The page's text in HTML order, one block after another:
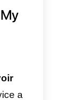
nous
cet
et